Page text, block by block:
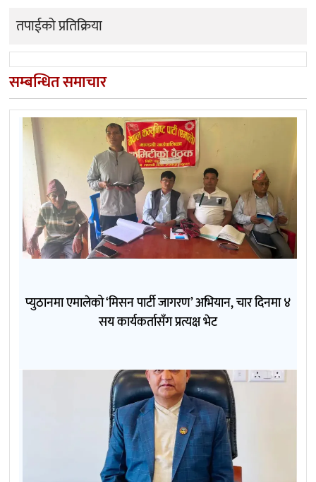
तपाईको प्रतिक्रिया
सम्बन्धित समाचार
प्युठानमा एमालेको ‘मिसन पार्टी जागरण’ अभियान, चार दिनमा ४
सय कार्यकर्तासँग प्रत्यक्ष भेट